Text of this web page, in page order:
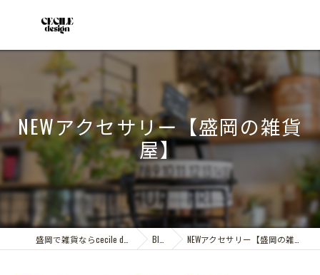
NEWアクセサリー【盛岡の雑貨
屋】
Blog NEWアクセサリー【盛岡の雑貨屋】